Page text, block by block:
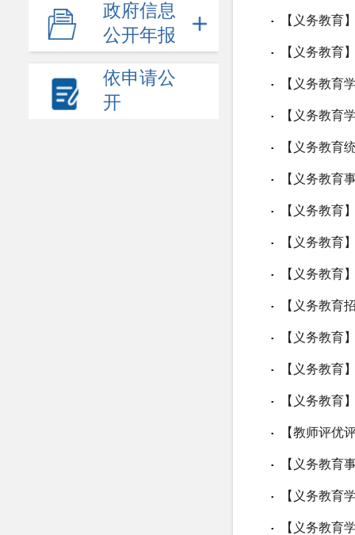
政府信息
公开年报
依申请公
开
▪ 【义务教育
▪ 【义务教育
▪ 【义务教育
▪ 【义务教育
▪ 【义务教育
▪ 【义务教育
▪ 【义务教育
▪ 【义务教育
▪ 【义务教育
▪ 【义务教育
▪ 【义务教育
▪ 【义务教育
▪ 【义务教育
▪ 【教师评优
▪ 【义务教育
▪ 【义务教育
▪ 【义务教育